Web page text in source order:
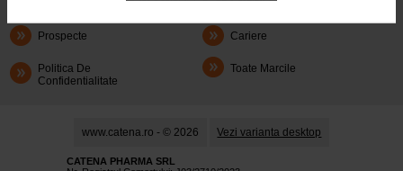
Cum Rezerv
Prospecte Cariere
Politica De
Confidentialitate
Toate Marcile
www.catena.ro - © 2026 Vezi varianta desktop
CATENA PHARMA SRL